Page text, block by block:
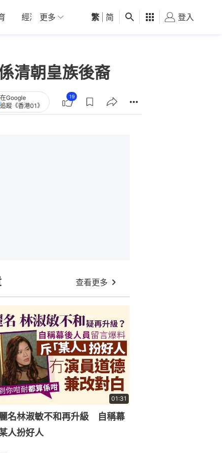
經濟 01深圳 觀點 健康 好食玩飛
更多 繁 简 登入
清朝皇族後裔
在Google
追蹤《香港01》
19
查看更多
01:31
名林淑敏不和再升級 自稱幕
人扮好人